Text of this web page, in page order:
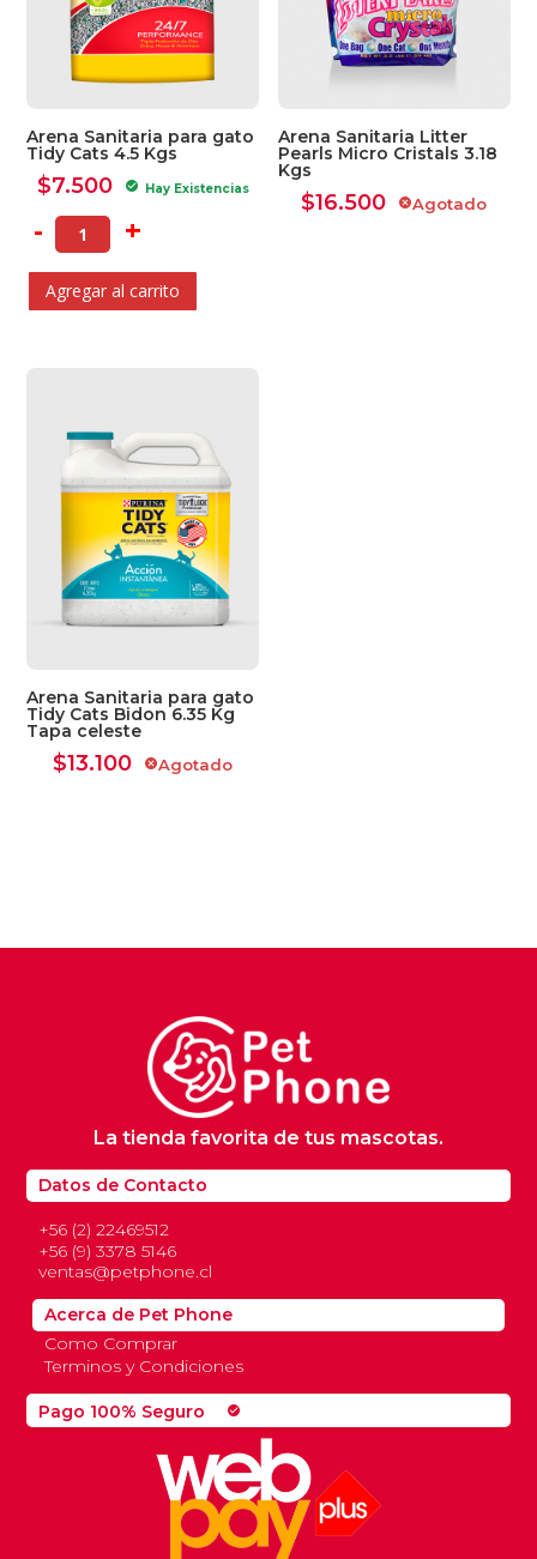
Arena Sanitaria para gato
Tidy Cats 4.5 Kgs
$7.500 check_circle Hay Existencias
- +
Agregar al carrito
Arena Sanitaria Litter
Pearls Micro Cristals 3.18
Kgs
$16.500 cancelAgotado
Arena Sanitaria para gato
Tidy Cats Bidon 6.35 Kg
Tapa celeste
$13.100 cancelAgotado
Pago 100% Seguro check_circle
Datos de Contacto
+56 (2) 22469512
+56 (9) 3378 5146
ventas@petphone.cl
La tienda favorita de tus mascotas.
Acerca de Pet Phone
Como Comprar
Terminos y Condiciones